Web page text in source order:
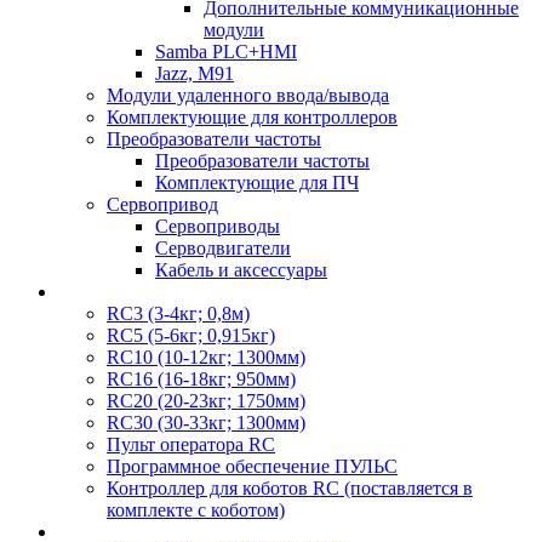
Дополнительные коммуникационные
модули
Samba PLC+HMI
Jazz, M91
Модули удаленного ввода/вывода
Комплектующие для контроллеров
Преобразователи частоты
Преобразователи частоты
Комплектующие для ПЧ
Сервопривод
Сервоприводы
Серводвигатели
Кабель и аксессуары
RC3 (3-4кг; 0,8м)
RC5 (5-6кг; 0,915кг)
RC10 (10-12кг; 1300мм)
RC16 (16-18кг; 950мм)
RC20 (20-23кг; 1750мм)
RC30 (30-33кг; 1300мм)
Пульт оператора RC
Программное обеспечение ПУЛЬС
Контроллер для коботов RC (поставляется в
комплекте с коботом)